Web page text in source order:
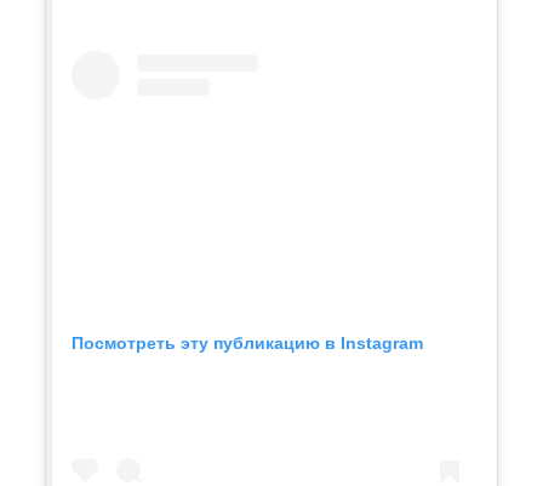
Посмотреть эту публикацию в Instagram